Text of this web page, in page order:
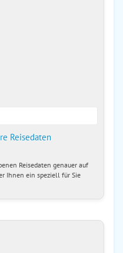
Reisedaten
genauer auf
Ihnen ein speziell für Sie